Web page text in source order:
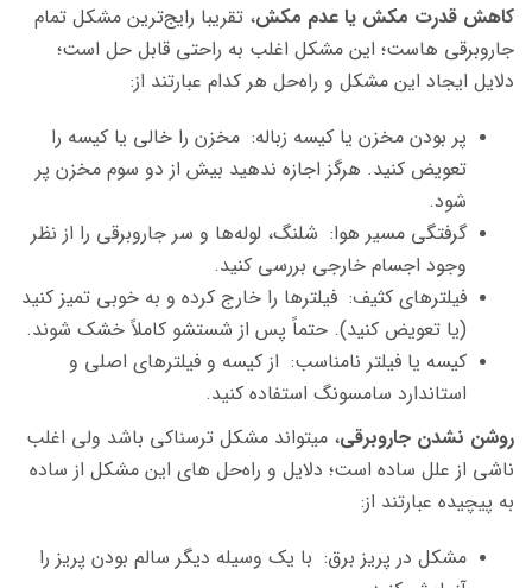
کاهش قدرت مکش یا عدم مکش، تقریبا رایج‌ترین مشکل تمام
جاروبرقی هاست؛ این مشکل اغلب به راحتی قابل حل است؛
دلایل ایجاد این مشکل و راه‌حل هر کدام عبارتند از:
پر بودن مخزن یا کیسه زباله: مخزن را خالی یا کیسه را
تعویض کنید. هرگز اجازه ندهید بیش از دو سوم مخزن پر
شود.
گرفتگی مسیر هوا: شلنگ، لوله‌ها و سر جاروبرقی را از نظر
وجود اجسام خارجی بررسی کنید.
فیلترهای کثیف: فیلترها را خارج کرده و به خوبی تمیز کنید
(یا تعویض کنید). حتماً پس از شستشو کاملاً خشک شوند.
کیسه یا فیلتر نامناسب: از کیسه و فیلترهای اصلی و
استاندارد سامسونگ استفاده کنید.
روشن نشدن جاروبرقی، میتواند مشکل ترسناکی باشد ولی اغلب
ناشی از علل ساده است؛ دلایل و راه‌حل های این مشکل از ساده
به پیچیده عبارتند از:
مشکل در پریز برق: با یک وسیله دیگر سالم بودن پریز را